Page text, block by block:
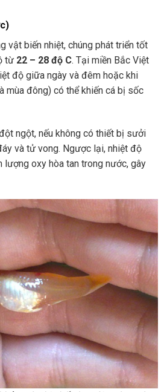
vật biến nhiệt, chúng phát triển tốt
từ 22 – 28 độ C. Tại miền Bắc Việt
độ giữa ngày và đêm hoặc khi
mùa đông) có thể khiến cá bị sốc
ngột, nếu không có thiết bị sưởi
và tử vong. Ngược lại, nhiệt độ
lượng oxy hòa tan trong nước, gây